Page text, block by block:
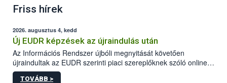
Friss hírek
2026. augusztus 4, kedd
Új EUDR képzések az újraindulás után
Az Információs Rendszer újbóli megnyitását követően
újraindultak az EUDR szerinti piaci szereplőknek szóló online
képzések.
TOVÁBB >